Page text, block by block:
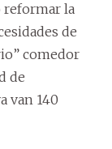
reformar la
de
comedor
de
van 140